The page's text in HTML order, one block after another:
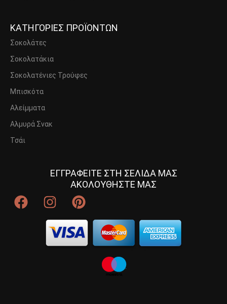
ΚΑΤΗΓΟΡΙΕΣ ΠΡΟΪΟΝΤΩΝ
Σοκολάτες
Σοκολατάκια
Σοκολατένιες Τρούφες
Μπισκότα
Αλείμματα
Αλμυρά Σνακ
Τσάι
ΕΓΓΡΑΦΕΙΤΕ ΣΤΗ ΣΕΛΙΔΑ ΜΑΣ
ΑΚΟΛΟΥΘΗΣΤΕ ΜΑΣ